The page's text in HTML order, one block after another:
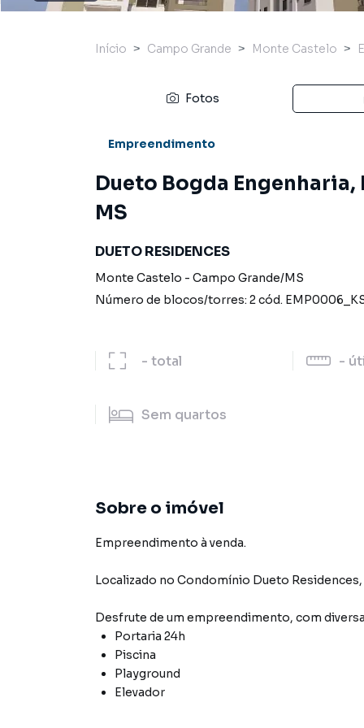
Início Campo Grande Monte Castelo
Fotos
Empreendimento
Dueto Bogda
MS
DUETO RESIDENCES
Monte Castelo - Campo Grande/MS
Número de blocos/torres: 2cód.
- total -
Sem quartos
Sobre o imóvel
Empreendimento à venda.
Localizado no Condomínio Dueto Residences,
Desfrute de um empreendimento, com
Portaria 24h
Piscina
Playground
Elevador